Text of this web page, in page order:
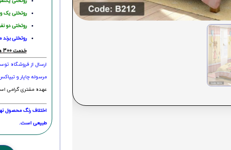
روتختی یک و
روتختی دو
روتختی‌
خدمت 300 هزار تومان
ارسال از فروشگاه
مرسوله چاپار و
عهده مشتری گرامی
طبیعی است.